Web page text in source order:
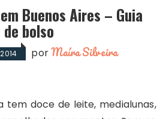
porMaíra Silveira
Buenos Aires – Guia
de bolso